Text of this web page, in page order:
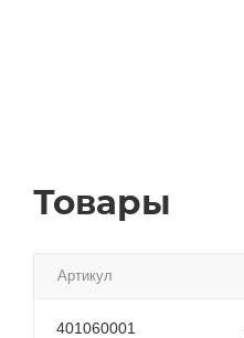
Товары
Артикул
401060001